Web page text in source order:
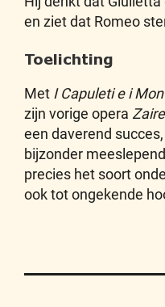
en ziet dat Romeo
Toelichting
Met I Capuleti e i
zijn vorige opera Zaire
een daverend
bijzonder
precies het soort
ook tot ongekende